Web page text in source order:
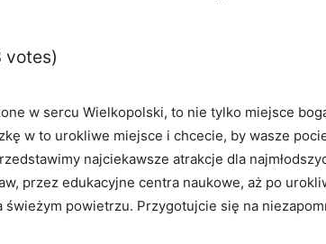
votes)
w sercu Wielkopolski, to nie tylko miejsce
w to urokliwe miejsce i chcecie, by wasze
najciekawsze atrakcje dla
przez edukacyjne centra naukowe, aż po
świeżym powietrzu. Przygotujcie się na